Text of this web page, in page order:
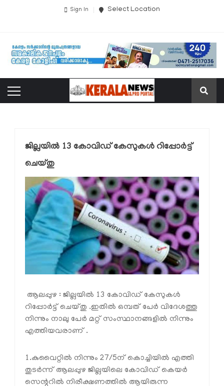
Sign In Select Location
ജില്ലയില്‍ 13 കോവിഡ് കേസുകള്‍ റിപ്പോര്‍ട്ട്
ചെയ്തു
ആലപ്പുഴ : ജില്ലയില്‍ 13 കോവിഡ് കേസുകള്‍
റിപ്പോര്‍ട്ട് ചെയ്തു .ഇതില്‍ ഒമ്പത് പേര്‍ വിദേശത്തു
നിന്നും നാലു പേര്‍ മറ്റ് സംസ്ഥാനങ്ങളില്‍ നിന്നും
എത്തിയവരാണ് .
1.കുവൈറ്റില്‍ നിന്നും 27/5ന് കൊച്ചിയില്‍ എത്തി
തുടര്‍ന്ന് ആലപ്പുഴ ജില്ലയിലെ കോവിഡ് കെയര്‍
സെന്ററില്‍ നിരീക്ഷണത്തില്‍ ആയിരുന്ന